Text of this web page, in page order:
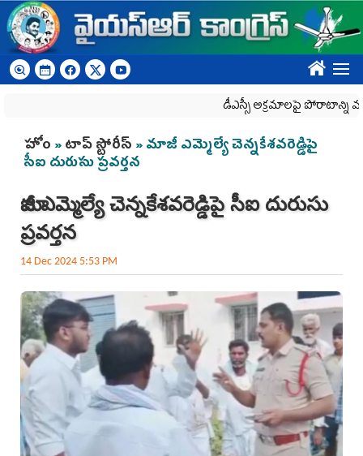
Skip to main content
????
డీఎస్సీ అక్రమాలపై పోరాటాన్ని
You are here
హోం »టాప్ స్టోరీస్ » మాజీ ఎమ్మెల్యే చెన్నకేశవరెడ్డిపై
సీఐ దురుసు ప్రవర్తన
మాజీ ఎమ్మెల్యే చెన్నకేశవరెడ్డిపై సీఐ దురుసు
ప్రవర్తన
14 Dec 2024 5:53 PM